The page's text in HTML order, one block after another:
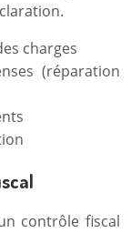
charges
(réparation
contrôle fiscal